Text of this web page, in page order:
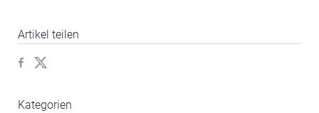
Artikel teilen
Kategorien